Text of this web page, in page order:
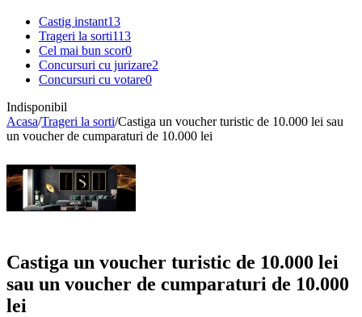
Castig instant13
Trageri la sorti113
Cel mai bun scor0
Concursuri cu jurizare2
Concursuri cu votare0
Indisponibil
Acasa/Trageri la sorti/Castiga un voucher turistic de 10.000 lei sau
un voucher de cumparaturi de 10.000 lei
Castiga un voucher turistic de 10.000 lei
sau un voucher de cumparaturi de 10.000
lei